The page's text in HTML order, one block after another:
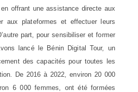
offrant une assistance directe aux
aux plateformes et effectuer leurs
part, pour sensibiliser et former
lancé le Bénin Digital Tour, un
des capacités pour toutes les
De 2016 à 2022, environ 20 000
6 000 femmes, ont été formées